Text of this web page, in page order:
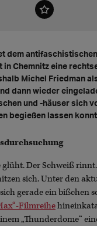
dem
in Chemnitz eine
Michel Friedman
dann wieder
und -häuser sich
begießen lassen
glüht. Der Schweiß
sich. Unter den
gerade ein bißchen
Filmreihe
„Thunderdome“